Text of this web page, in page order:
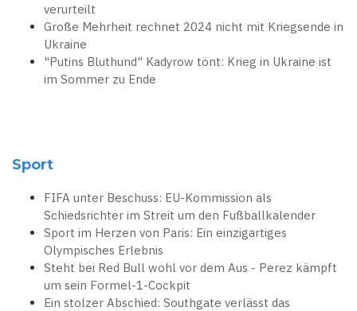
verurteilt
Große Mehrheit rechnet 2024 nicht mit Kriegsende in
Ukraine
"Putins Bluthund" Kadyrow tönt: Krieg in Ukraine ist
im Sommer zu Ende
Sport
FIFA unter Beschuss: EU-Kommission als
Schiedsrichter im Streit um den Fußballkalender
Sport im Herzen von Paris: Ein einzigartiges
Olympisches Erlebnis
Steht bei Red Bull wohl vor dem Aus - Perez kämpft
um sein Formel-1-Cockpit
Ein stolzer Abschied: Southgate verlässt das